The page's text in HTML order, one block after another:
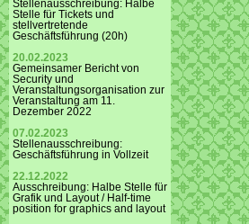
Stellenausschreibung: Halbe
Stelle für Tickets und
stellvertretende
Geschäftsführung (20h)
20.02.2023
Gemeinsamer Bericht von
Security und
Veranstaltungsorganisation zur
Veranstaltung am 11.
Dezember 2022
07.02.2023
Stellenausschreibung:
Geschäftsführung in Vollzeit
22.12.2022
Ausschreibung: Halbe Stelle für
Grafik und Layout / Half-time
position for graphics and layout